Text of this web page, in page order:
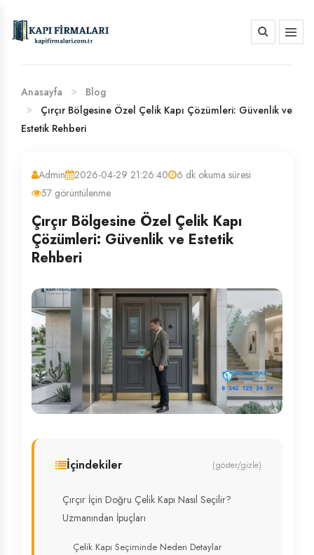
BANKA HESAP NUMARALARIMIZ
Anasayfa
Blog
Çırçır Bölgesine Özel Çelik Kapı Çözümleri: Güvenlik ve
Estetik Rehberi
Admin 2026-04-29 21:26:40
6 dk okuma süresi
57 görüntülenme
Çırçır Bölgesine Özel Çelik Kapı
Çözümleri: Güvenlik ve Estetik
Rehberi
İçindekiler (göster/gizle)
Çırçır İçin Doğru Çelik Kapı Nasıl Seçilir?
Uzmanından İpuçları
Çelik Kapı Seçiminde Neden Detaylar